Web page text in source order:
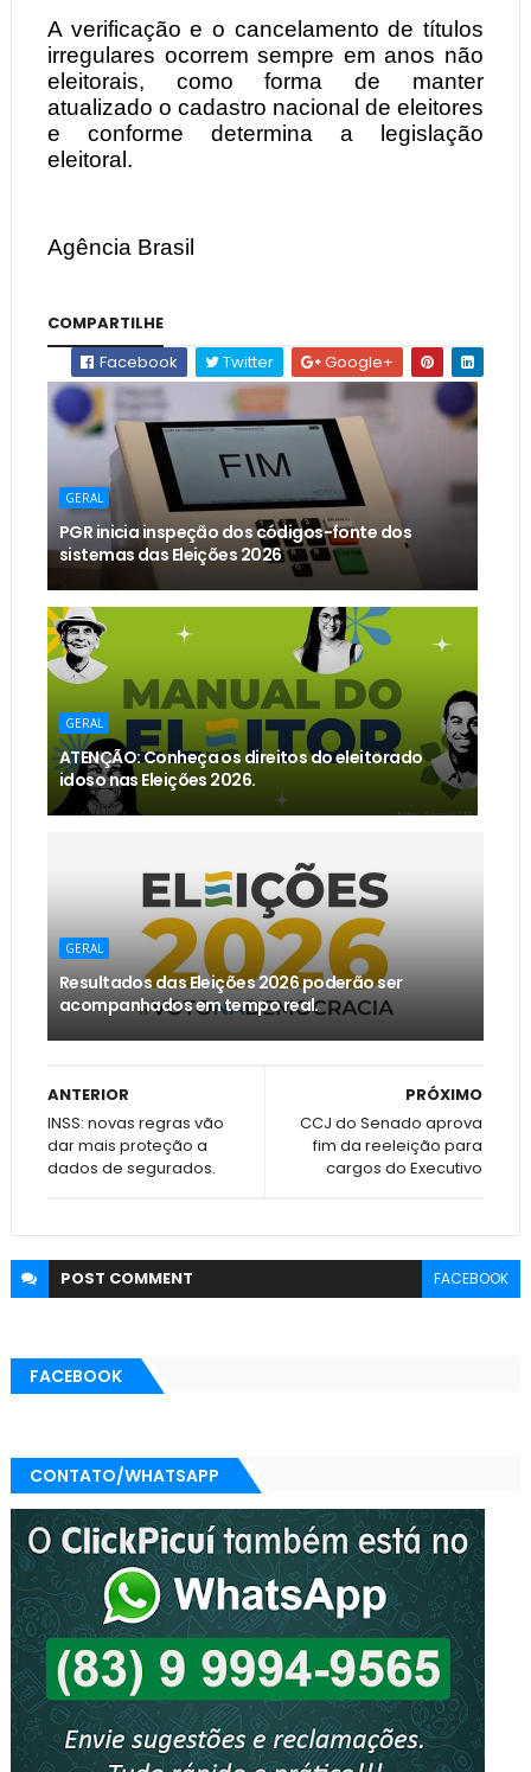
A verificação e o cancelamento de títulos
irregulares ocorrem sempre em anos não
eleitorais, como forma de manter
atualizado o cadastro nacional de eleitores
e conforme determina a legislação
eleitoral.
Agência Brasil
COMPARTILHE
Facebook
Twitter Google+
GERAL
PGR inicia inspeção dos códigos-fonte dos
sistemas das Eleições 2026
GERAL
ATENÇÃO: Conheça os direitos do eleitorado
idoso nas Eleições 2026.
GERAL
Resultados das Eleições 2026 poderão ser
acompanhados em tempo real.
PRÓXIMO
CCJ do Senado aprova
fim da reeleição para
cargos do Executivo
ANTERIOR
INSS: novas regras vão
dar mais proteção a
dados de segurados.
POST COMMENT FACEBOOK
FACEBOOK
CONTATO/WHATSAPP